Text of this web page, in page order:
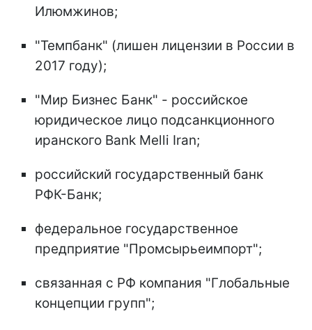
Илюмжинов;
"Темпбанк" (лишен лицензии в России в
2017 году);
"Мир Бизнес Банк" - российское
юридическое лицо подсанкционного
иранского Bank Melli Iran;
российский государственный банк
РФК-Банк;
федеральное государственное
предприятие "Промсырьеимпорт";
связанная с РФ компания "Глобальные
концепции групп";